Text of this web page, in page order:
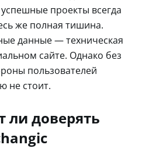
проекты всегда
же полная тишина.
данные — техническая
сайте. Однако без
пользователей
не стоит.
ли доверять